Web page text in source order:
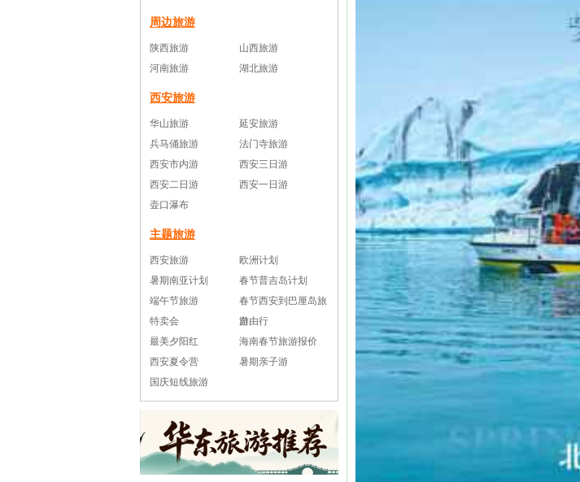
周边旅游
陕西旅游
山西旅游
河南旅游
湖北旅游
西安旅游
华山旅游
延安旅游
兵马俑旅游
法门寺旅游
西安市内游
西安三日游
西安二日游
西安一日游
壶口瀑布
主题旅游
西安旅游
欧洲计划
暑期南亚计划
春节普吉岛计划
端午节旅游
春节西安到巴厘岛旅
游
特卖会
自由行
最美夕阳红
海南春节旅游报价
西安夏令营
暑期亲子游
国庆短线旅游